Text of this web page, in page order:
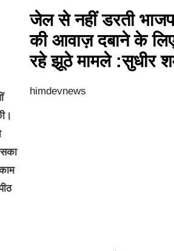
जेल से नहीं डरती
की आवाज़ दबाने के
रहे झूठे मामले :सुधीर
himdevnews